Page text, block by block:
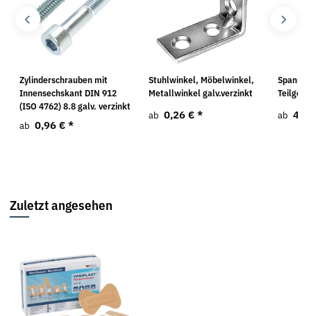
Zylinderschrauben mit
Innensechskant DIN 912
(ISO 4762) 8.8 galv. verzinkt
ab 0,96 € *
Stuhlwinkel, Möbelwinkel,
Metallwinkel galv.verzinkt
ab 0,26 € *
ab
Zuletzt angesehen